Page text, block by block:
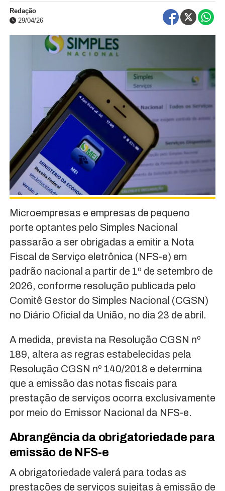
Redação
29/04/26
Microempresas e empresas de pequeno
porte optantes pelo Simples Nacional
passarão a ser obrigadas a emitir a Nota
Fiscal de Serviço eletrônica (NFS-e) em
padrão nacional a partir de 1º de setembro de
2026, conforme resolução publicada pelo
Comitê Gestor do Simples Nacional (CGSN)
no Diário Oficial da União, no dia 23 de abril.
A medida, prevista na Resolução CGSN nº
189, altera as regras estabelecidas pela
Resolução CGSN nº 140/2018 e determina
que a emissão das notas fiscais para
prestação de serviços ocorra exclusivamente
por meio do Emissor Nacional da NFS-e.
Abrangência da obrigatoriedade para
emissão de NFS-e
A obrigatoriedade valerá para todas as
prestações de serviços sujeitas à emissão de